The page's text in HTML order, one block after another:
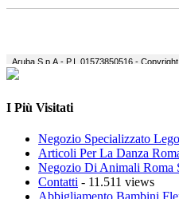
I Più Visitati
Negozio Specializzato
Articoli Per La Danza
Negozio Di Animali Roma
Contatti - 11.511 views
Abbigliamento Bambini